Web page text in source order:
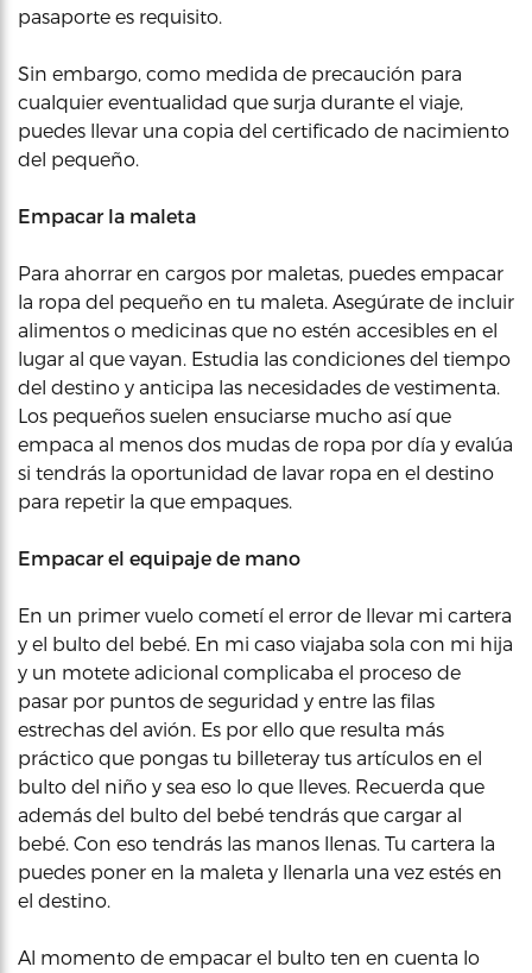
pasaporte es requisito.
Sin embargo, como medida de precaución para
cualquier eventualidad que surja durante el viaje,
puedes llevar una copia del certificado de nacimiento
del pequeño.
Empacar la maleta
Para ahorrar en cargos por maletas, puedes empacar
la ropa del pequeño en tu maleta. Asegúrate de incluir
alimentos o medicinas que no estén accesibles en el
lugar al que vayan. Estudia las condiciones del tiempo
del destino y anticipa las necesidades de vestimenta.
Los pequeños suelen ensuciarse mucho así que
empaca al menos dos mudas de ropa por día y evalúa
si tendrás la oportunidad de lavar ropa en el destino
para repetir la que empaques.
Empacar el equipaje de mano
En un primer vuelo cometí el error de llevar mi cartera
y el bulto del bebé. En mi caso viajaba sola con mi hija
y un motete adicional complicaba el proceso de
pasar por puntos de seguridad y entre las filas
estrechas del avión. Es por ello que resulta más
práctico que pongas tu billeteray tus artículos en el
bulto del niño y sea eso lo que lleves. Recuerda que
además del bulto del bebé tendrás que cargar al
bebé. Con eso tendrás las manos llenas. Tu cartera la
puedes poner en la maleta y llenarla una vez estés en
el destino.
Al momento de empacar el bulto ten en cuenta lo